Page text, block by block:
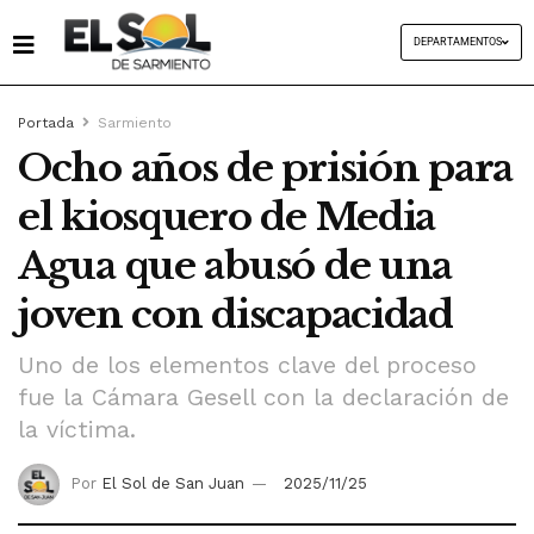
DEPARTAMENTOS
Portada Sarmiento
Ocho años de prisión para
el kiosquero de Media
Agua que abusó de una
joven con discapacidad
Uno de los elementos clave del proceso
fue la Cámara Gesell con la declaración de
la víctima.
Por El Sol de San Juan 2025/11/25